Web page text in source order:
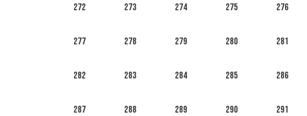
272 273 274 275 276
277 278 279 280 281
282 283 284 285 286
287 288 289 290 291